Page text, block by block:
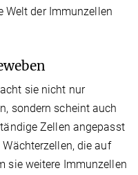
Welt der Immunzellen
sie nicht nur
sondern scheint auch
Zellen angepasst
die auf
sie weitere Immunzellen